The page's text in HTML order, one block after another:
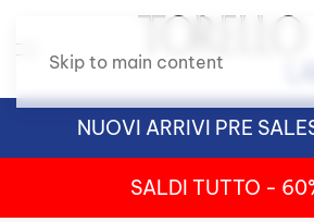
Skip to main content
NUOVI ARRIVI PRE
SALDI TUTTO -